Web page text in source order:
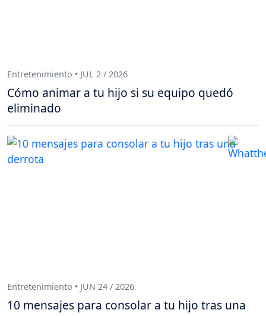
Entretenimiento • JUL 2 / 2026
Cómo animar a tu hijo si su equipo quedó
eliminado
Entretenimiento • JUN 24 / 2026
10 mensajes para consolar a tu hijo tras una